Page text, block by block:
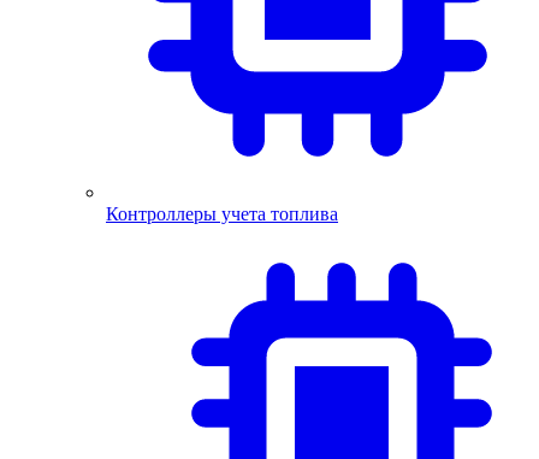
Контроллеры учета топлива